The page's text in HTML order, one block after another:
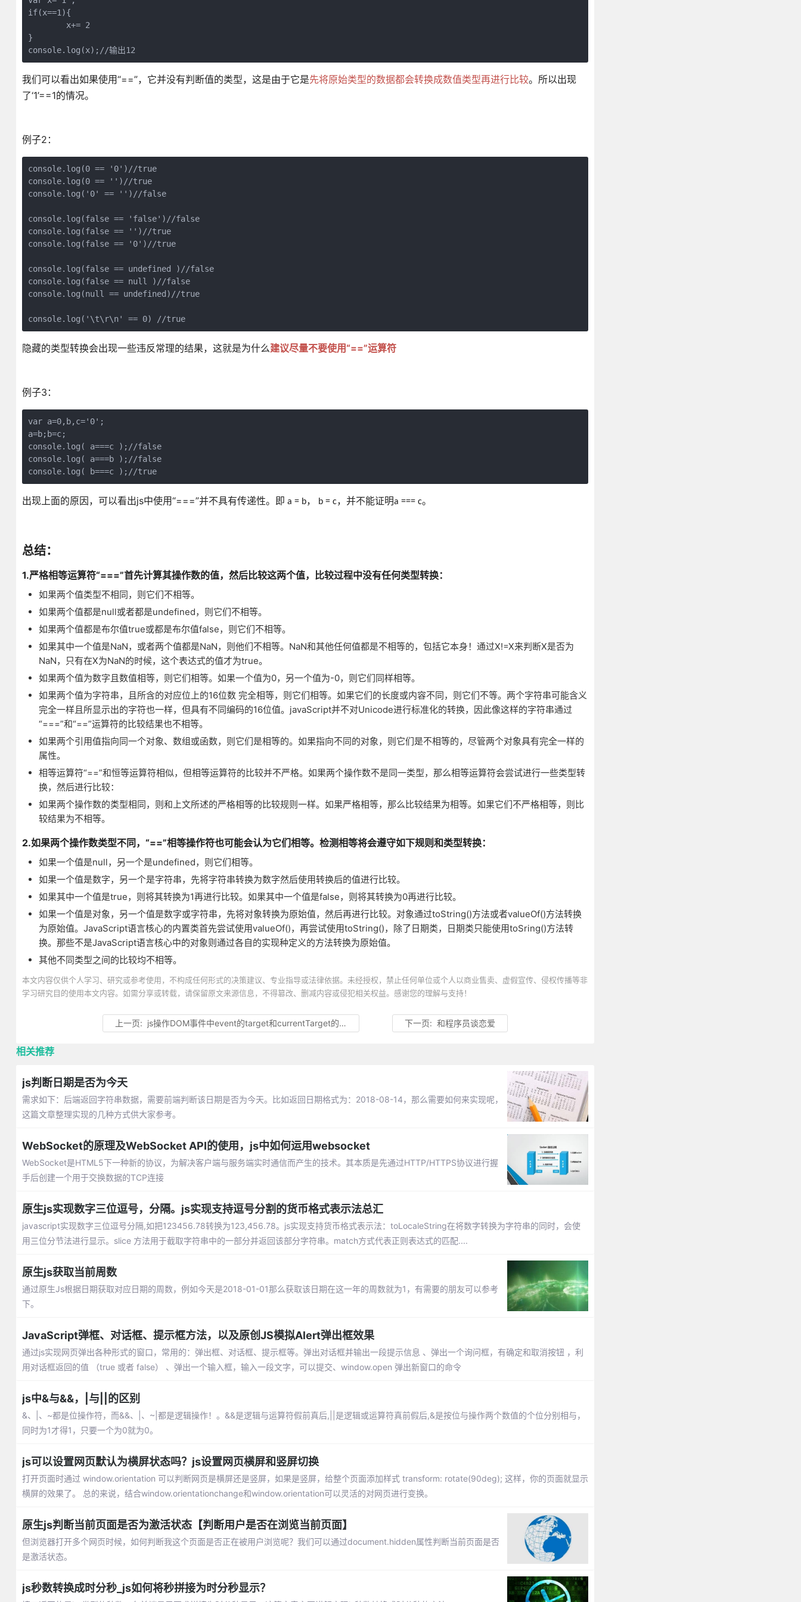
if(x==1){
}
console.log(x);//输出12
我们可以看出如果使用“==”，它并没有判断值的类型，这是由于它是先将原始类型的数据都会转换成数值类型再进行比较。所以出现
了‘1’==1的情况。
例子2：
console.log(0 == '0')//true
console.log(0 == '')//true
console.log('0' == '')//false
console.log(false == 'false')//false
console.log(false == '')//true
console.log(false == '0')//true
console.log(false == undefined )//false
console.log(false == null )//false
console.log(null == undefined)//true
console.log('\t\r\n' == 0) //true
隐藏的类型转换会出现一些违反常理的结果，这就是为什么建议尽量不要使用“==”运算符
例子3：
var a=0,b,c='0';
a=b;b=c;
console.log( a===c );//false
console.log( a===b );//false
console.log( b===c );//true
出现上面的原因，可以看出js中使用“===”并不具有传递性。 即 a = b， b = c，并不能证明a === c。
总结：
1.严格相等运算符“===”首先计算其操作数的值，然后比较这两个值，比较过程中没有任何类型转换：
如果两个值类型不相同，则它们不相等。
如果两个值都是null或者都是undefined，则它们不相等。
如果两个值都是布尔值true或都是布尔值false，则它们不相等。
如果其中一个值是NaN，或者两个值都是NaN，则他们不相等。NaN和其他任何值都是不相等的，包括它本身！通过X!=X来判断X是否为
NaN，只有在X为NaN的时候，这个表达式的值才为true。
如果两个值为数字且数值相等，则它们相等。如果一个值为0，另一个值为-0，则它们同样相等。
如果两个值为字符串，且所含的对应位上的16位数 完全相等，则它们相等。如果它们的长度或内容不同，则它们不等。两个字符串可能含义
完全一样且所显示出的字符也一样，但具有不同编码的16位值。javaScript并不对Unicode进行标准化的转换，因此像这样的字符串通过
“===”和“==”运算符的比较结果也不相等。
如果两个引用值指向同一个对象、数组或函数，则它们是相等的。如果指向不同的对象，则它们是不相等的，尽管两个对象具有完全一样的
属性。
相等运算符“==”和恒等运算符相似，但相等运算符的比较并不严格。如果两个操作数不是同一类型，那么相等运算符会尝试进行一些类型转
换，然后进行比较：
如果两个操作数的类型相同，则和上文所述的严格相等的比较规则一样。如果严格相等，那么比较结果为相等。如果它们不严格相等，则比
较结果为不相等。
2.如果两个操作数类型不同，“==”相等操作符也可能会认为它们相等。检测相等将会遵守如下规则和类型转换：
如果一个值是null，另一个是undefined，则它们相等。
如果一个值是数字，另一个是字符串，先将字符串转换为数字然后使用转换后的值进行比较。
如果其中一个值是true，则将其转换为1再进行比较。如果其中一个值是false，则将其转换为0再进行比较。
如果一个值是对象，另一个值是数字或字符串，先将对象转换为原始值，然后再进行比较。对象通过toString()方法或者valueOf()方法转换
为原始值。JavaScript语言核心的内置类首先尝试使用valueOf()，再尝试使用toString()，除了日期类，日期类只能使用toSring()方法转
换。那些不是JavaScript语言核心中的对象则通过各自的实现种定义的方法转换为原始值。
其他不同类型之间的比较均不相等。
本文内容仅供个人学习、研究或参考使用，不构成任何形式的决策建议、专业指导或法律依据。未经授权，禁止任何单位或个人以商业售卖、虚假宣传、侵权传播等非
学习研究目的使用本文内容。如需分享或转载，请保留原文来源信息，不得篡改、删减内容或侵犯相关权益。感谢您的理解与支持！
上一页: js操作DOM事件中event的target和currentTarget的区别 下一页: 和程序员谈恋爱
相关推荐
js判断日期是否为今天
需求如下：后端返回字符串数据，需要前端判断该日期是否为今天。比如返回日期格式为：2018-08-14，那么需要如何来实现呢，
这篇文章整理实现的几种方式供大家参考。
WebSocket的原理及WebSocket API的使用，js中如何运用websocket
WebSocket是HTML5下一种新的协议，为解决客户端与服务端实时通信而产生的技术。其本质是先通过HTTP/HTTPS协议进行握
手后创建一个用于交换数据的TCP连接
原生js实现数字三位逗号，分隔。js实现支持逗号分割的货币格式表示法总汇
javascript实现数字三位逗号分隔,如把123456.78转换为123,456.78。js实现支持货币格式表示法：toLocaleString在将数字转换为字符串的同时，会使
用三位分节法进行显示。slice 方法用于截取字符串中的一部分并返回该部分字符串。match方式代表正则表达式的匹配....
原生js获取当前周数
通过原生Js根据日期获取对应日期的周数，例如今天是2018-01-01那么获取该日期在这一年的周数就为1，有需要的朋友可以参考
下。
JavaScript弹框、对话框、提示框方法，以及原创JS模拟Alert弹出框效果
通过js实现网页弹出各种形式的窗口，常用的：弹出框、对话框、提示框等。弹出对话框并输出一段提示信息 、弹出一个询问框，有确定和取消按钮 ，利
用对话框返回的值 （true 或者 false） 、弹出一个输入框，输入一段文字，可以提交、window.open 弹出新窗口的命令
js中&与&&，|与||的区别
&、|、~都是位操作符，而&&、|、~|都是逻辑操作！。&&是逻辑与运算符假前真后,||是逻辑或运算符真前假后,&是按位与操作两个数值的个位分别相与，
同时为1才得1，只要一个为0就为0。
js可以设置网页默认为横屏状态吗？js设置网页横屏和竖屏切换
打开页面时通过 window.orientation 可以判断网页是横屏还是竖屏，如果是竖屏，给整个页面添加样式 transform: rotate(90deg); 这样，你的页面就显示
横屏的效果了。 总的来说，结合window.orientationchange和window.orientation可以灵活的对网页进行变换。
原生js判断当前页面是否为激活状态【判断用户是否在浏览当前页面】
但浏览器打开多个网页时候，如何判断我这个页面是否正在被用户浏览呢？我们可以通过document.hidden属性判断当前页面是否
是激活状态。
js秒数转换成时分秒_js如何将秒拼接为时分秒显示？